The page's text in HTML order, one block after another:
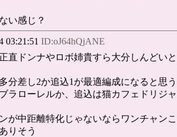
い感じ？
03:21:51 ID:oJ64hQjANE
直ドンナやロボ姉貴すら大分しんどいと
分差し2か追込1が最適編成になると思う
ラローレルか、追込は猫カフェドリジャ
が中距離特化じゃないならワンチャンこ
りそう